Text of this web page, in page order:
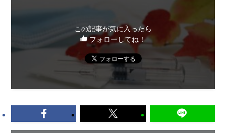
この記事が気に入ったら
フォローしてね！